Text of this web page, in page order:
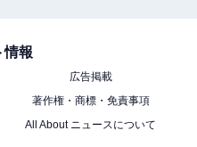
情報
広告掲載
著作権・商標・免責事項
All About ニュースについて